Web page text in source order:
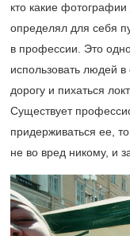
кто какие
определял для себя
в профессии. Это
использовать людей
дорогу и пихаться
Существует
придерживаться ее,
не во вред никому, и